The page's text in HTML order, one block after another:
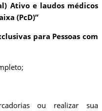
Ativo e laudos médicos
(PcD)”
para Pessoas com
ou realizar sua